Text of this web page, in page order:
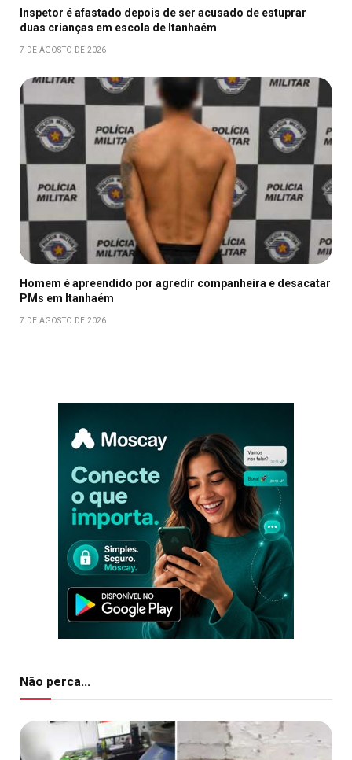
Inspetor é afastado depois de ser acusado de estuprar
duas crianças em escola de Itanhaém
7 DE AGOSTO DE 2026
Homem é apreendido por agredir companheira e desacatar
PMs em Itanhaém
7 DE AGOSTO DE 2026
Não perca...